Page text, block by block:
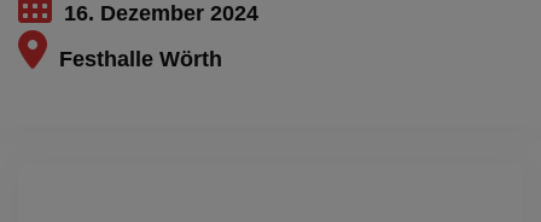
16. Dezember 2024
Festhalle Wörth